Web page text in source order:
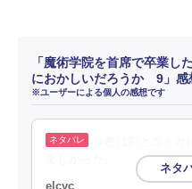
「魔術学院を首席で卒業し
におかしいだろうか 9」感
※ユーザーによる個人の感想です
elcyc